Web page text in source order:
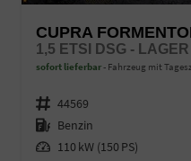
CUPRA
1,5 ETSI DSG - LAGER
sofort lieferbar Fahrzeug mit
Fahrzeugnr. 44569
Kraftstoff Benzin
Leistung 110 kW (150 PS)